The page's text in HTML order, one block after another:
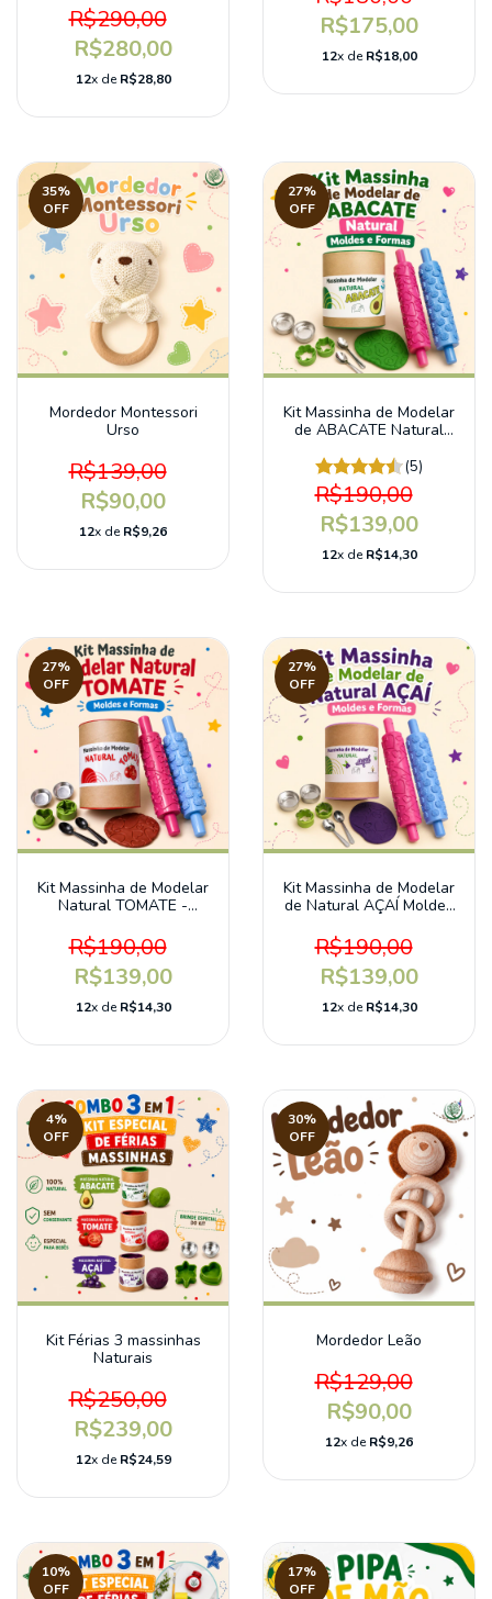
R$290,00
R$280,00
12x deR$28,80
R$175,00
12x deR$18,00
35%
OFF
Mordedor Montessori
Urso
R$139,00
R$90,00
12x deR$9,26
27%
OFF
Kit Massinha de Modelar
de ABACATE Natural
(5)
R$190,00
R$139,00
12x deR$14,30
27%
OFF
Kit Massinha de Modelar
Natural TOMATE -
R$190,00
R$139,00
12x deR$14,30
27%
OFF
Kit Massinha de Modelar
de Natural AÇAÍ Moldes
R$190,00
R$139,00
12x deR$14,30
4%
OFF
Kit Férias 3 massinhas
Naturais
R$250,00
R$239,00
12x deR$24,59
30%
OFF
Mordedor Leão
R$129,00
R$90,00
12x deR$9,26
10%
OFF
17%
OFF